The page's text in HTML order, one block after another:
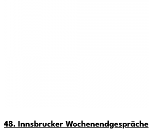
48. Innsbrucker Wochenendgespräche